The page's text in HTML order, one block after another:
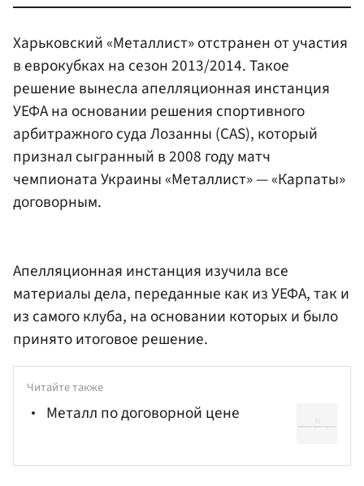
Харьковский «Металлист» отстранен от участия
в еврокубках на сезон 2013/2014. Такое
решение вынесла апелляционная инстанция
УЕФА на основании решения спортивного
арбитражного суда Лозанны (CAS), который
признал сыгранный в 2008 году матч
чемпионата Украины «Металлист» — «Карпаты»
договорным.
Апелляционная инстанция изучила все
материалы дела, переданные как из УЕФА, так и
из самого клуба, на основании которых и было
принято итоговое решение.
Читайте также
Металл по договорной цене